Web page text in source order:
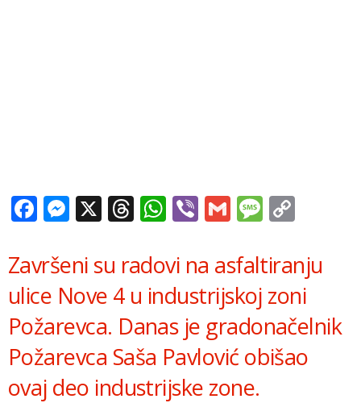
Facebook
Messenger
X Threads
WhatsApp
ViberGmail
Završeni su radovi na asfaltiranju
ulice Nove 4 u industrijskoj zoni
Požarevca. Danas je gradonačelnik
Požarevca Saša Pavlović obišao
ovaj deo industrijske zone.